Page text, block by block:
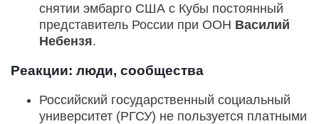
снятии эмбарго США с Кубы постоянный
представитель России при ООН Василий
Небензя.
Реакции: люди, сообщества
Российский государственный социальный
университет (РГСУ) не пользуется платными